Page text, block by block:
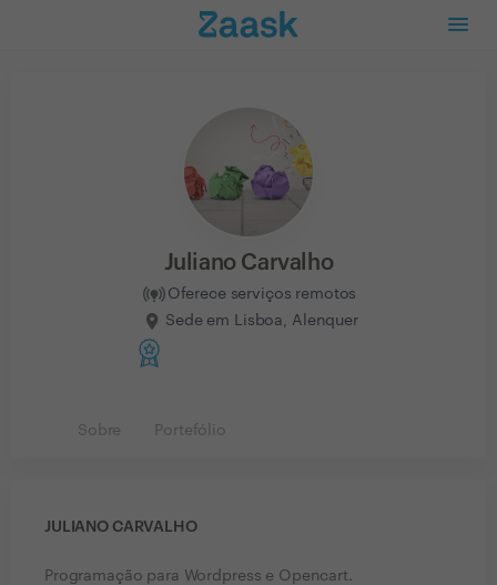
Juliano Carvalho
Oferece serviços remotos
Sede em Lisboa, Alenquer
Sobre Portefólio
JULIANO CARVALHO
Programação para Wordpress e Opencart.